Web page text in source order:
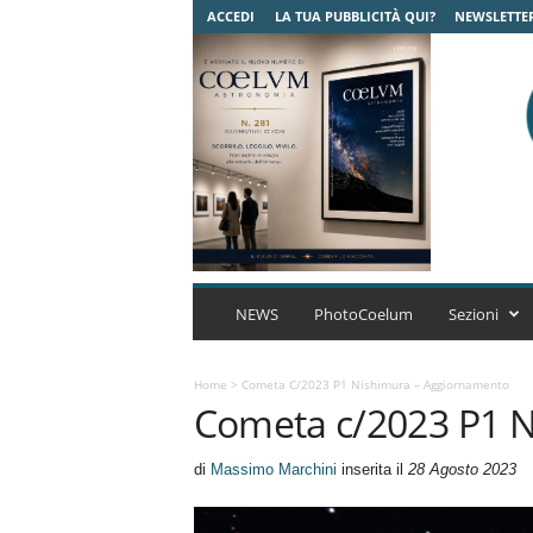
ACCEDI LA TUA PUBBLICITÀ QUI?
C
u
m
A
r
NEWS PhotoCoelum Sezioni
Home > Cometa C/2023 P1 Nishimura – Aggiornamento
Cometa c/2023 P1
di Massimo Marchini inserita il 28 Agosto 2023